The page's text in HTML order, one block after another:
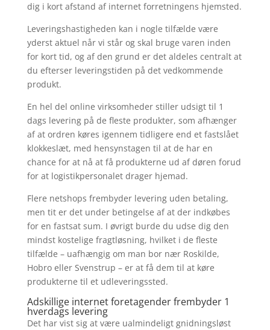
dig i kort afstand af internet forretningens hjemsted.
Leveringshastigheden kan i nogle tilfælde være
yderst aktuel når vi står og skal bruge varen inden
for kort tid, og af den grund er det aldeles centralt at
du efterser leveringstiden på det vedkommende
produkt.
En hel del online virksomheder stiller udsigt til 1
dags levering på de fleste produkter, som afhænger
af at ordren køres igennem tidligere end et fastslået
klokkeslæt, med hensynstagen til at de har en
chance for at nå at få produkterne ud af døren forud
for at logistikpersonalet drager hjemad.
Flere netshops frembyder levering uden betaling,
men tit er det under betingelse af at der indkøbes
for en fastsat sum. I øvrigt burde du udse dig den
mindst kostelige fragtløsning, hvilket i de fleste
tilfælde – uafhængig om man bor nær Roskilde,
Hobro eller Svenstrup – er at få dem til at køre
produkterne til et udleveringssted.
Adskillige internet foretagender frembyder 1
hverdags levering
Det har vist sig at være ualmindeligt gnidningsløst